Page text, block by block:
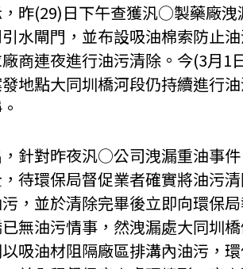
昨(29)日下午查獲汎○製藥廠
水閘門，並布設吸油棉索防止
商連夜進行油污清除。今(3月
地點大同圳橋河段仍持續進行
針對昨夜汎○公司洩漏重油事
待環保局督促業者確實將油污
，並於清除完畢後立即向環保
無油污情事，然洩漏處大同圳
吸油材阻隔廠區排溝內油污，